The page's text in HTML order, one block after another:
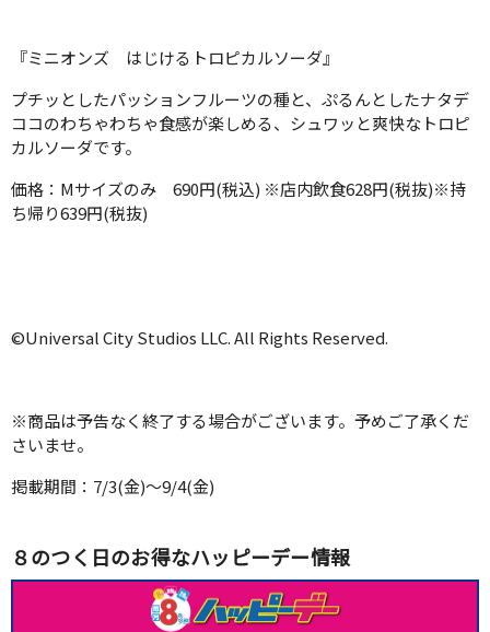
『ミニオンズ はじけるトロピカルソーダ』
プチッとしたパッションフルーツの種と、ぷるんとしたナタデ
ココのわちゃわちゃ食感が楽しめる、シュワッと爽快なトロピ
カルソーダです。
価格：Mサイズのみ 690円(税込) ※店内飲食628円(税抜)※持
ち帰り639円(税抜)
©Universal City Studios LLC. All Rights Reserved.
※商品は予告なく終了する場合がございます。予めご了承くだ
さいませ。
掲載期間：7/3(金)～9/4(金)
８のつく日のお得なハッピーデー情報